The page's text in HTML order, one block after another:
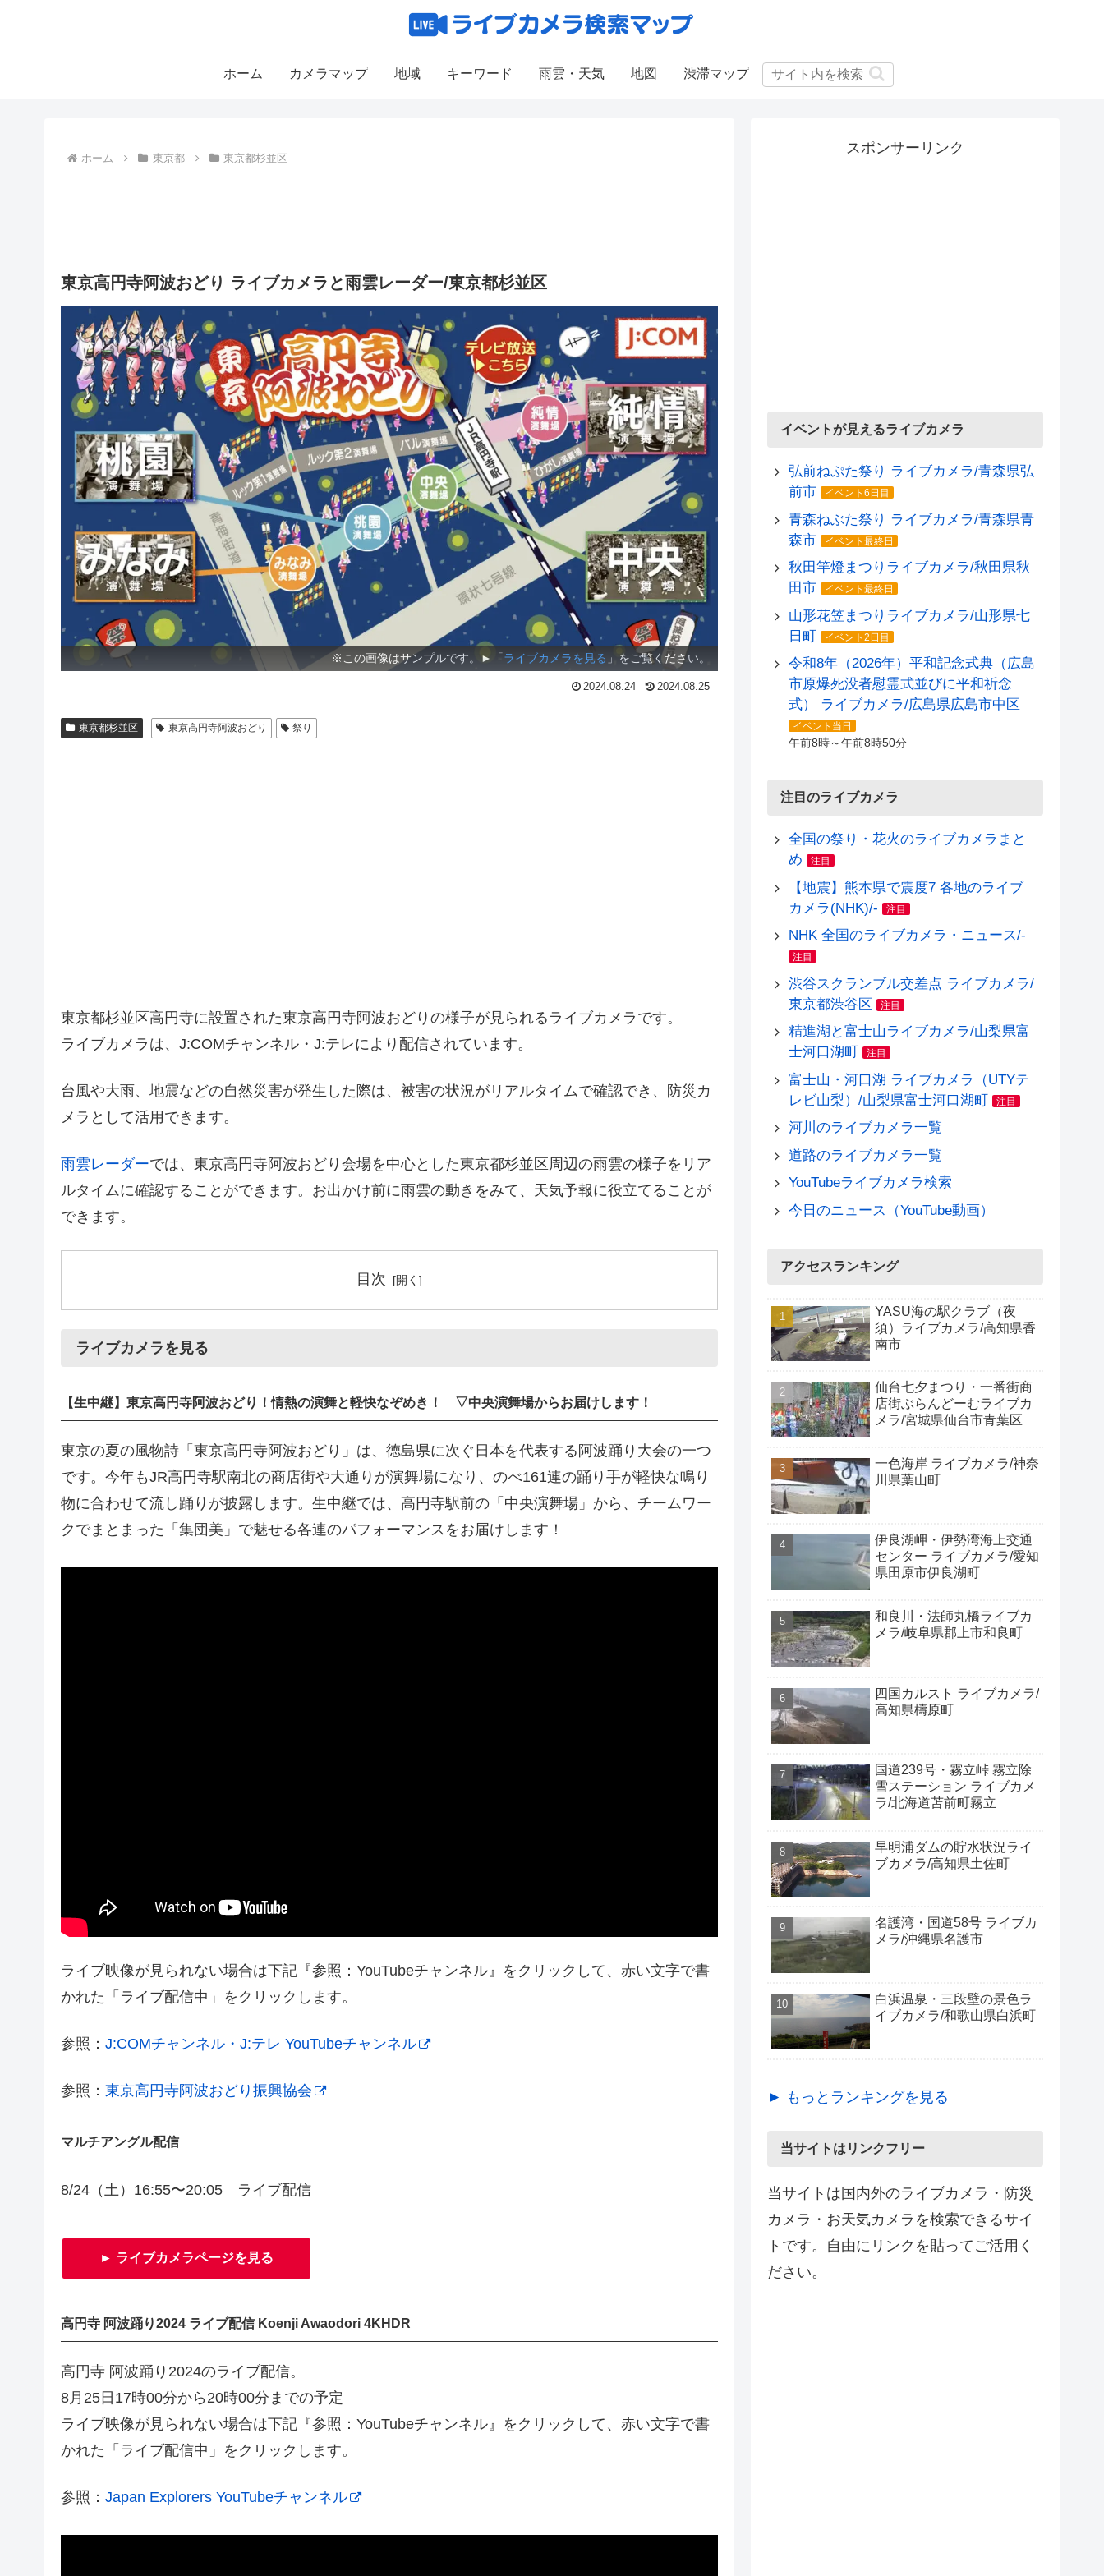
ホーム カメラマップ 地域 キーワード 雨雲・天気 地図 渋滞マップ
ホーム 東京都 東京都杉並区
東京高円寺阿波おどり ライブカメラと雨雲レーダー/東京都杉並区
※この画像はサンプルです。►「 ライブカメラを見る 」をご覧ください。
2024.08.24 2024.08.25
東京都杉並区 東京高円寺阿波おどり 祭り
東京都杉並区高円寺に設置された東京高円寺阿波おどりの様子が見られるライブカメラです。
ライブカメラは、J:COMチャンネル・J:テレにより配信されています。
台風や大雨、地震などの自然災害が発生した際は、被害の状況がリアルタイムで確認でき、防災カ
メラとして活用できます。
雨雲レーダーでは、東京高円寺阿波おどり会場を中心とした東京都杉並区周辺の雨雲の様子をリア
ルタイムに確認することができます。お出かけ前に雨雲の動きをみて、天気予報に役立てることが
できます。
目次
ライブカメラを見る
【生中継】東京高円寺阿波おどり！情熱の演舞と軽快なぞめき！ ▽中央演舞場からお届けします！
東京の夏の風物詩「東京高円寺阿波おどり」は、徳島県に次ぐ日本を代表する阿波踊り大会の一つ
です。今年もJR高円寺駅南北の商店街や大通りが演舞場になり、のべ161連の踊り手が軽快な鳴り
物に合わせて流し踊りが披露します。生中継では、高円寺駅前の「中央演舞場」から、チームワー
クでまとまった「集団美」で魅せる各連のパフォーマンスをお届けします！
ライブ映像が見られない場合は下記『参照：YouTubeチャンネル』をクリックして、赤い文字で書
かれた「ライブ配信中」をクリックします。
参照： J:COMチャンネル・J:テレ YouTubeチャンネル
参照： 東京高円寺阿波おどり振興協会
マルチアングル配信
8/24（土）16:55〜20:05 ライブ配信
► ライブカメラページを見る
高円寺 阿波踊り2024 ライブ配信 Koenji Awaodori 4KHDR
高円寺 阿波踊り2024のライブ配信。
8月25日17時00分から20時00分までの予定
ライブ映像が見られない場合は下記『参照：YouTubeチャンネル』をクリックして、赤い文字で書
かれた「ライブ配信中」をクリックします。
参照： Japan Explorers YouTubeチャンネル
スポンサーリンク
イベントが見えるライブカメラ
弘前ねぷた祭り ライブカメラ/青森県弘
前市
イベント6日目
青森ねぶた祭り ライブカメラ/青森県青
森市
イベント最終日
秋田竿燈まつりライブカメラ/秋田県秋
田市
イベント最終日
山形花笠まつりライブカメラ/山形県七
日町
イベント2日目
令和8年（2026年）平和記念式典（広島
市原爆死没者慰霊式並びに平和祈念
式） ライブカメラ/広島県広島市中区
イベント当日
午前8時～午前8時50分
注目のライブカメラ
全国の祭り・花火のライブカメラまと
め
注目
【地震】熊本県で震度7 各地のライブ
カメラ(NHK)/-
注目
NHK 全国のライブカメラ・ニュース/-
注目
渋谷スクランブル交差点 ライブカメラ/
東京都渋谷区
注目
精進湖と富士山ライブカメラ/山梨県富
士河口湖町
注目
富士山・河口湖 ライブカメラ（UTYテ
レビ山梨）/山梨県富士河口湖町
注目
河川のライブカメラ一覧
道路のライブカメラ一覧
YouTubeライブカメラ検索
今日のニュース（YouTube動画）
アクセスランキング
YASU海の駅クラブ（夜
須）ライブカメラ/高知県香
南市
仙台七夕まつり・一番街商
店街ぶらんどーむライブカ
メラ/宮城県仙台市青葉区
一色海岸 ライブカメラ/神奈
川県葉山町
伊良湖岬・伊勢湾海上交通
センター ライブカメラ/愛知
県田原市伊良湖町
和良川・法師丸橋ライブカ
メラ/岐阜県郡上市和良町
四国カルスト ライブカメラ/
高知県檮原町
国道239号・霧立峠 霧立除
雪ステーション ライブカメ
ラ/北海道苫前町霧立
早明浦ダムの貯水状況ライ
ブカメラ/高知県土佐町
名護湾・国道58号 ライブカ
メラ/沖縄県名護市
白浜温泉・三段壁の景色ラ
イブカメラ/和歌山県白浜町
► もっとランキングを見る
当サイトはリンクフリー
当サイトは国内外のライブカメラ・防災
カメラ・お天気カメラを検索できるサイ
トです。自由にリンクを貼ってご活用く
ださい。